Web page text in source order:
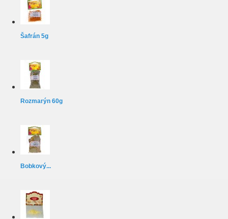
Šafrán 5g
Rozmarýn 60g
Bobkový...